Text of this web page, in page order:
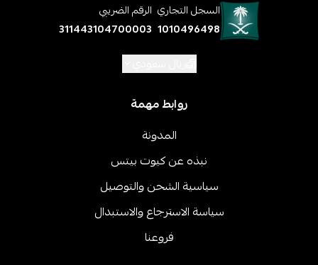
السجل التجاري
1010496498
الرقم الضريبي
311443104700003
روابط مهمة
المدونة
نبذه عن كيوت بيتس
سياسية الشحن والتوصيل
سياسة الاسترجاع والاستبدال
فروعنا